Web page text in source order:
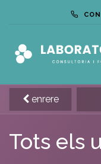
enrere
Tots els